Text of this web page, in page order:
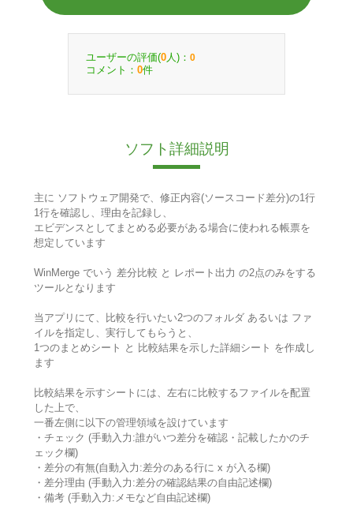
ユーザーの評価(0 人)： 0
コメント： 0件
ソフト詳細説明
主に ソフトウェア開発で、修正内容(ソースコード差分)の1行
1行を確認し、理由を記録し、
エビデンスとしてまとめる必要がある場合に使われる帳票を
想定しています
WinMerge でいう 差分比較 と レポート出力 の2点のみをする
ツールとなります
当アプリにて、比較を行いたい2つのフォルダ あるいは ファ
イルを指定し、実行してもらうと、
1つのまとめシート と 比較結果を示した詳細シート を作成し
ます
比較結果を示すシートには、左右に比較するファイルを配置
した上で、
一番左側に以下の管理領域を設けています
・チェック (手動入力:誰がいつ差分を確認・記載したかのチ
ェック欄)
・差分の有無(自動入力:差分のある行に x が入る欄)
・差分理由 (手動入力:差分の確認結果の自由記述欄)
・備考 (手動入力:メモなど自由記述欄)